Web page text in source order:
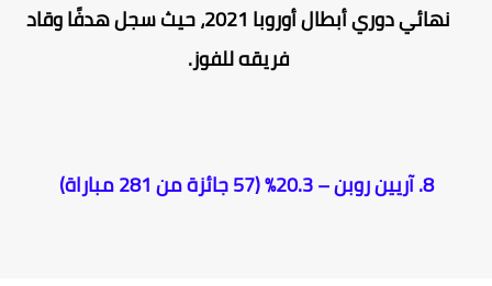
نهائي دوري أبطال أوروبا 2021، حيث سجل هدفًا وقاد
فريقه للفوز.